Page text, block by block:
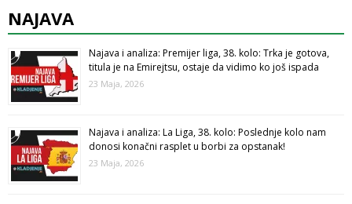
NAJAVA
Najava i analiza: Premijer liga, 38. kolo: Trka je gotova,
titula je na Emirejtsu, ostaje da vidimo ko još ispada
23 Maja, 2026
Najava i analiza: La Liga, 38. kolo: Poslednje kolo nam
donosi konačni rasplet u borbi za opstanak!
23 Maja, 2026